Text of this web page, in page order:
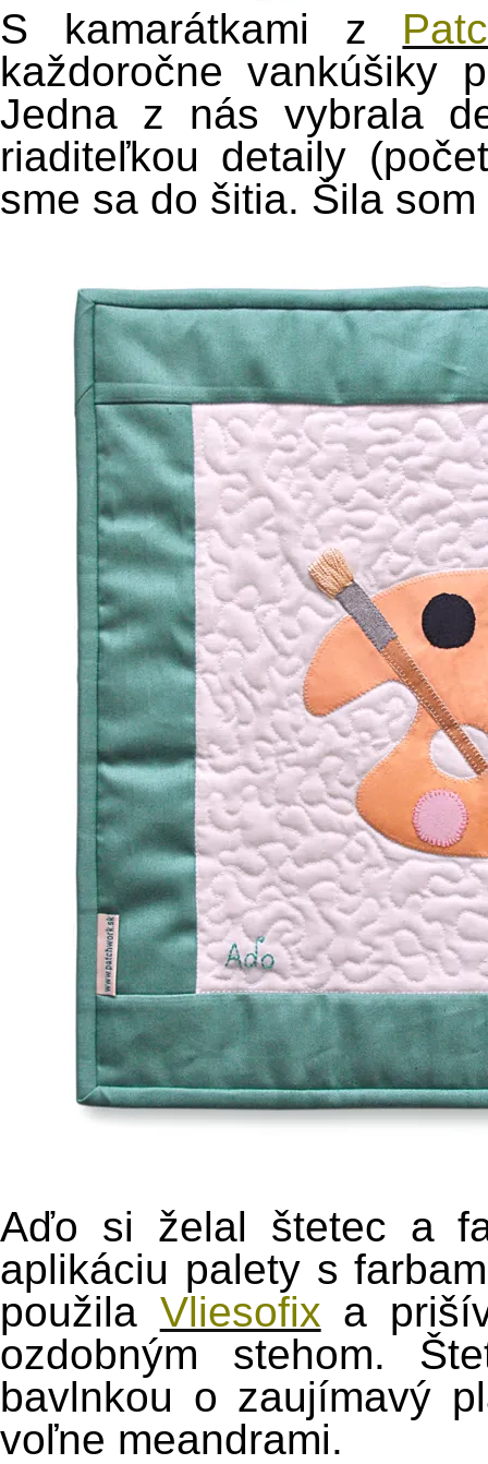
S kamarátkami z
každoročne vankúšiky
Jedna z nás vybrala
riaditeľkou detaily
sme sa do šitia. Šila
Aďo si želal štetec a
aplikáciu palety s
použila Vliesofix a
ozdobným stehom.
bavlnkou o zaujímavý
voľne meandrami.